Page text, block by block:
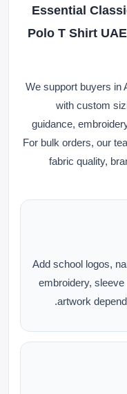
Essential
Polo T Shirt
We support buyers in
with custom
guidance,
For bulk orders, our
fabric quality,
Add school logos,
embroidery,
artwork